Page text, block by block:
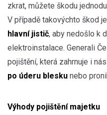
zkrat, můžete škodu
V případě takovýchto škod
hlavní jistič, aby nedošlo k
elektroinstalace. Generali
pojištění, která zahrnuje i
po úderu blesku nebo
Výhody pojištění majetku